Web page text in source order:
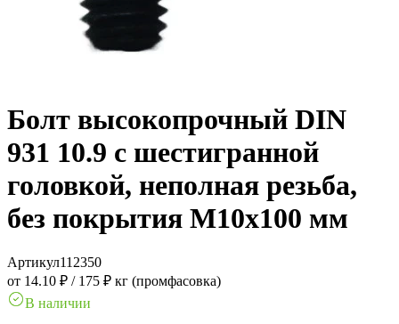
Болт высокопрочный DIN
931 10.9 с шестигранной
головкой, неполная резьба,
без покрытия M10x100 мм
Артикул112350
от 14.10 ₽ / 175 ₽ кг (промфасовка)
В наличии